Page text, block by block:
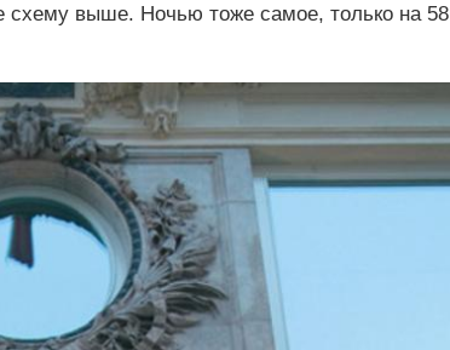
схему выше. Ночью тоже самое, только на 58